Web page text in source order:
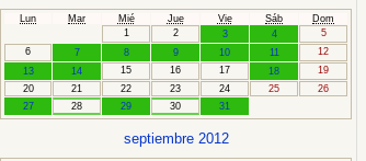
Lun Mar Mié Jue Vie Sáb
Dom
1
2 3 4
5
6
7 8 9 10 11
12
13
14 15 16 17 18
19
20
21 22 23 24 25
26
27
28 29 30 31
septiembre 2012